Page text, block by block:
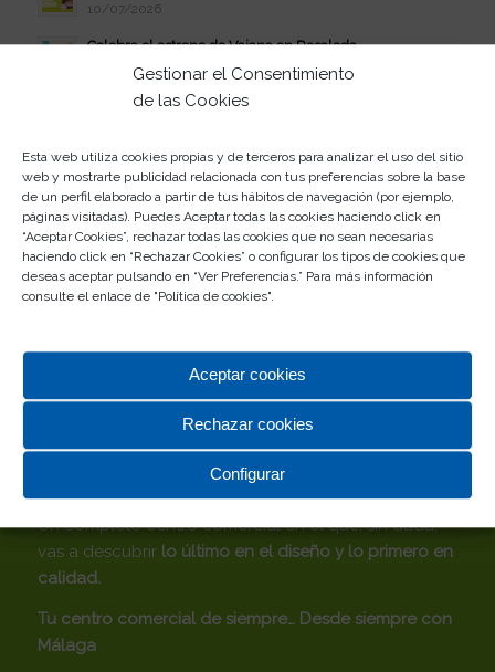
Gestionar el Consentimiento
de las Cookies
Esta web utiliza cookies propias y de terceros para analizar el uso del sitio
web y mostrarte publicidad relacionada con tus preferencias sobre la base
de un perfil elaborado a partir de tus hábitos de navegación (por ejemplo,
páginas visitadas). Puedes Aceptar todas las cookies haciendo click en
“Aceptar Cookies”, rechazar todas las cookies que no sean necesarias
haciendo click en “Rechazar Cookies” o configurar los tipos de cookies que
deseas aceptar pulsando en “Ver Preferencias.” Para más información
consulte el enlace de "Política de cookies".
Aceptar cookies
Rechazar cookies
Configurar
10/07/2026
Celebra el estreno de Vaiana en Rosaleda
08/07/2026
Verano Disfrutón: jueves de juerga
Participa en el II Concurso de Abanicos
03/07/2026
Este verano, la juerga se vive en Rosaleda
Participa en el Escape Room de Rosaleda
CENTRO COMERCIAL ROSALEDA
Un completo centro comercial en el que, sin duda,
vas a descubrir lo último en el diseño y lo primero en
calidad.
Tu centro comercial de siempre… Desde siempre con
Málaga